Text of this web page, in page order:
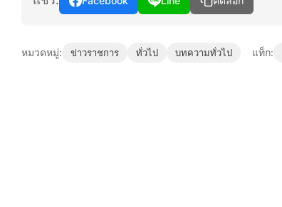
หมวดหมู่: ข่าวราชการ ทั่วไป บทความทั่วไป แท็ก: